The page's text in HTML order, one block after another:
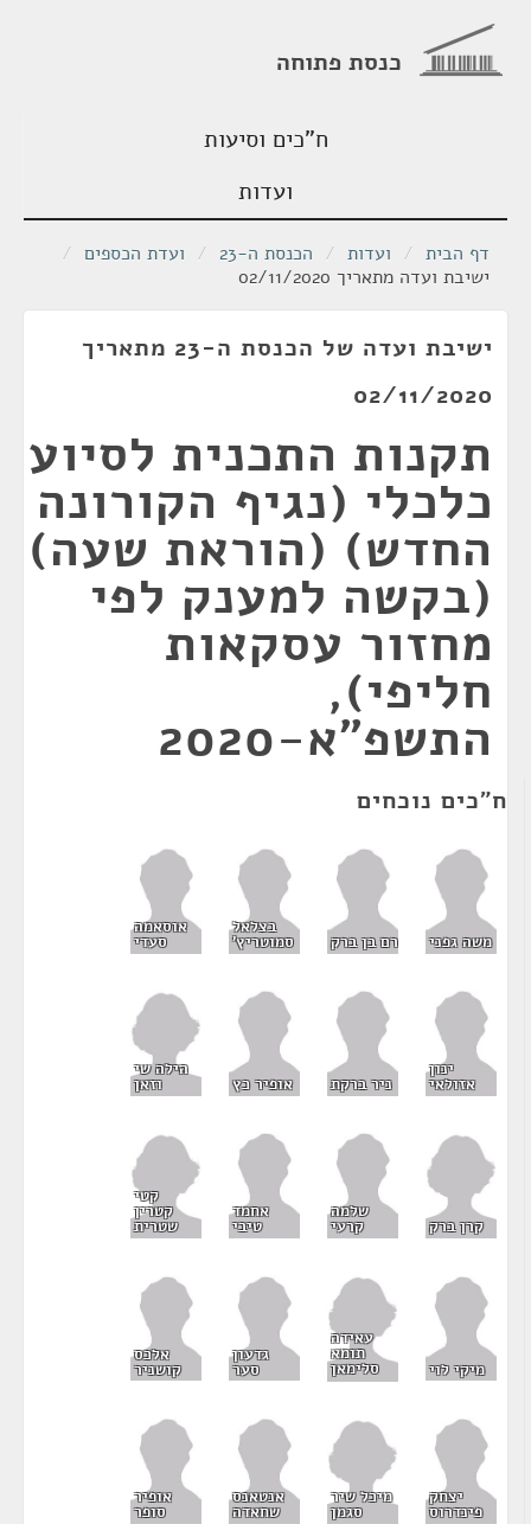
כנסת פתוחה
ח"כים וסיעות
ועדות
דף הבית / ועדות / הכנסת ה-23 / ועדת הכספים /
ישיבת ועדה מתאריך 02/11/2020
ישיבת ועדה של הכנסת ה-23 מתאריך
02/11/2020
תקנות התכנית לסיוע
כלכלי (נגיף הקורונה
החדש) (הוראת שעה)
(בקשה למענק לפי
מחזור עסקאות
חליפי),
התשפ"א-2020
ח"כים נוכחים
משה גפני רם בן ברק
בצלאל
סמוטריץ'
אוסאמה
סעדי
ינון
אזולאי ניר ברקת אופיר כץ
הילה שי
וזאן
קרן ברק
שלמה
קרעי
אחמד
טיבי
קטי
קטרין
שטרית
מיקי לוי
עאידה
תומא
סלימאן
גדעון
סער
אלכס
קושניר
יצחק
פינדרוס
מיכל שיר
סגמן
אנטאנס
שחאדה
אופיר
סופר